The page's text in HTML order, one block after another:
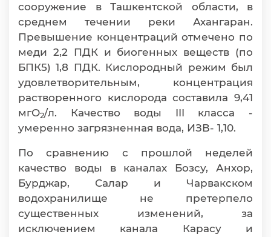
сооружение в Ташкентской области, в
среднем течении реки Ахангаран.
Превышение концентраций отмечено по
меди 2,2 ПДК и биогенных веществ (по
БПК5) 1,8 ПДК. Кислородный режим был
удовлетворительным, концентрация
растворенного кислорода составила 9,41
мгО2/л. Качество воды III класса -
умеренно загрязненная вода, ИЗВ- 1,10.
По сравнению с прошлой неделей
качество воды в каналах Бозсу, Анхор,
Бурджар, Салар и Чарвакском
водохранилище не претерпело
существенных изменений, за
исключением канала Карасу и